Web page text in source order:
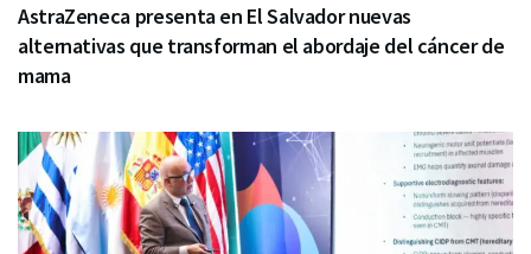
AstraZeneca presenta en El Salvador nuevas
alternativas que transforman el abordaje del cáncer de
mama